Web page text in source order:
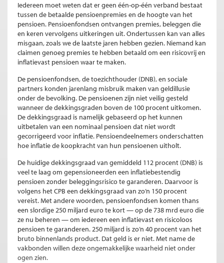
Iedereen moet weten dat er geen één-op-één verband bestaat
tussen de betaalde pensioenpremies en de hoogte van het
pensioen. Pensioenfondsen ontvangen premies, beleggen die
en keren vervolgens uitkeringen uit. Ondertussen kan van alles
misgaan, zoals we de laatste jaren hebben gezien. Niemand kan
claimen genoeg premies te hebben betaald om een risicovrij en
inflatievast pensioen waar te maken.
De pensioenfondsen, de toezichthouder (DNB), en sociale
partners konden jarenlang misbruik maken van geldillusie
onder de bevolking. De pensioenen zijn niet veilig gesteld
wanneer de dekkingsgraden boven de 100 procent uitkomen.
De dekkingsgraad is namelijk gebaseerd op het kunnen
uitbetalen van een nominaal pensioen dat niet wordt
gecorrigeerd voor inflatie. Pensioendeelnemers onderschatten
hoe inflatie de koopkracht van hun pensioenen uitholt.
De huidige dekkingsgraad van gemiddeld 112 procent (DNB) is
veel te laag om gepensioneerden een inflatiebestendig
pensioen zonder beleggingsrisico te garanderen. Daarvoor is
volgens het CPB een dekkingsgraad van zo’n 150 procent
vereist. Met andere woorden, pensioenfondsen komen thans
een slordige 250 miljard euro te kort — op de 738 mrd euro die
ze nu beheren — om iedereen een inflatievast en risicoloos
pensioen te garanderen. 250 miljard is zo’n 40 procent van het
bruto binnenlands product. Dat geld is er niet. Met name de
vakbonden willen deze ongemakkelijke waarheid niet onder
ogen zien.